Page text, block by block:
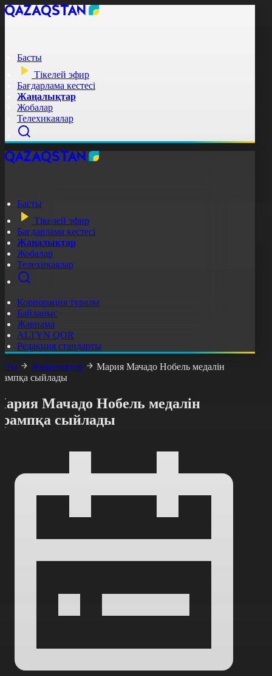
Басты
Тікелей эфир
Бағдарлама кестесі
Жаңалықтар
Жобалар
Телехикаялар
Басты
Тікелей эфир
Бағдарлама кестесі
Жаңалықтар
Жобалар
Телехикаялар
Корпорация туралы
Байланыс
Жарнама
ALTYN QOR
Редакция стандарты
Жаңалықтар
Мария Мачадо Нобель медалін
сыйлады
Мачадо Нобель медалін
сыйлады